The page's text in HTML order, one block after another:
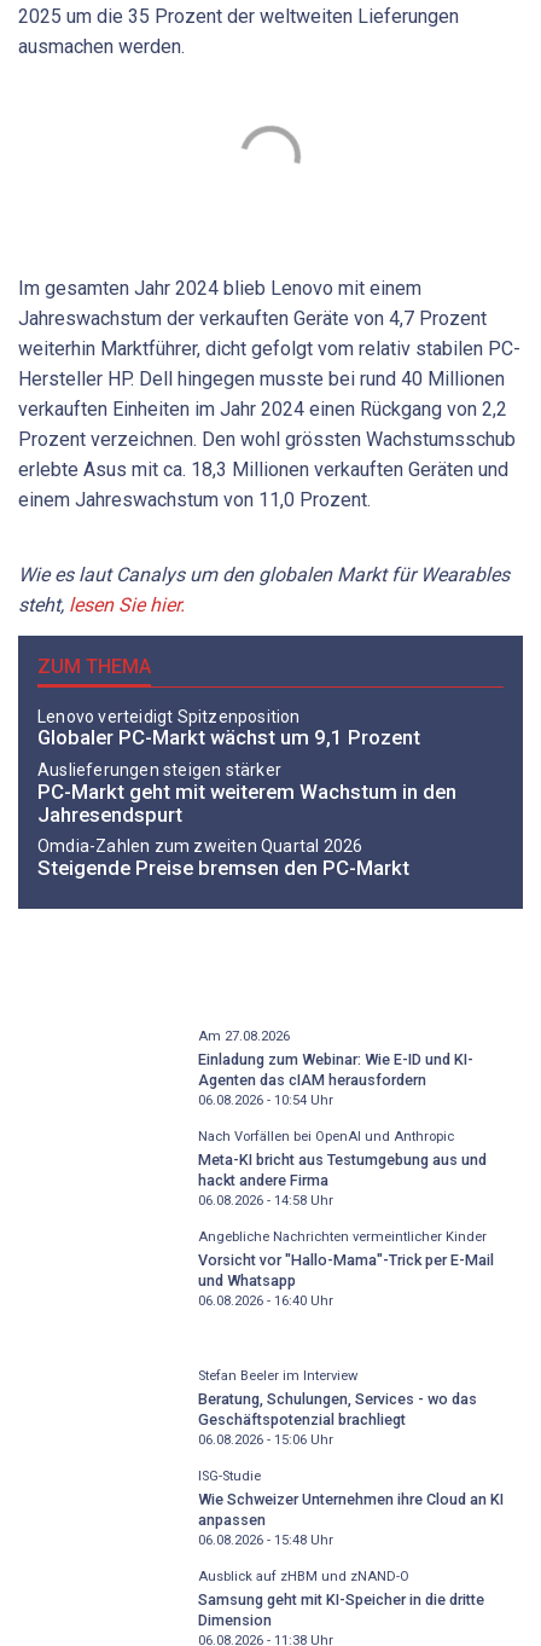
2025 um die 35 Prozent der weltweiten Lieferungen
ausmachen werden.
Im gesamten Jahr 2024 blieb Lenovo mit einem
Jahreswachstum der verkauften Geräte von 4,7 Prozent
weiterhin Marktführer, dicht gefolgt vom relativ stabilen PC-
Hersteller HP. Dell hingegen musste bei rund 40 Millionen
verkauften Einheiten im Jahr 2024 einen Rückgang von 2,2
Prozent verzeichnen. Den wohl grössten Wachstumsschub
erlebte Asus mit ca. 18,3 Millionen verkauften Geräten und
einem Jahreswachstum von 11,0 Prozent.
Wie es laut Canalys um den globalen Markt für Wearables
steht, lesen Sie hier.
ZUM THEMA
Lenovo verteidigt Spitzenposition
Globaler PC-Markt wächst um 9,1 Prozent
Auslieferungen steigen stärker
PC-Markt geht mit weiterem Wachstum in den
Jahresendspurt
Omdia-Zahlen zum zweiten Quartal 2026
Steigende Preise bremsen den PC-Markt
Am 27.08.2026
Einladung zum Webinar: Wie E-ID und KI-
Agenten das cIAM herausfordern
06.08.2026 - 10:54Uhr
Nach Vorfällen bei OpenAI und Anthropic
Meta-KI bricht aus Testumgebung aus und
hackt andere Firma
06.08.2026 - 14:58Uhr
Angebliche Nachrichten vermeintlicher Kinder
Vorsicht vor "Hallo-Mama"-Trick per E-Mail
und Whatsapp
06.08.2026 - 16:40Uhr
Stefan Beeler im Interview
Beratung, Schulungen, Services - wo das
Geschäftspotenzial brachliegt
06.08.2026 - 15:06Uhr
ISG-Studie
Wie Schweizer Unternehmen ihre Cloud an KI
anpassen
06.08.2026 - 15:48Uhr
Ausblick auf zHBM und zNAND-O
Samsung geht mit KI-Speicher in die dritte
Dimension
06.08.2026 - 11:38Uhr